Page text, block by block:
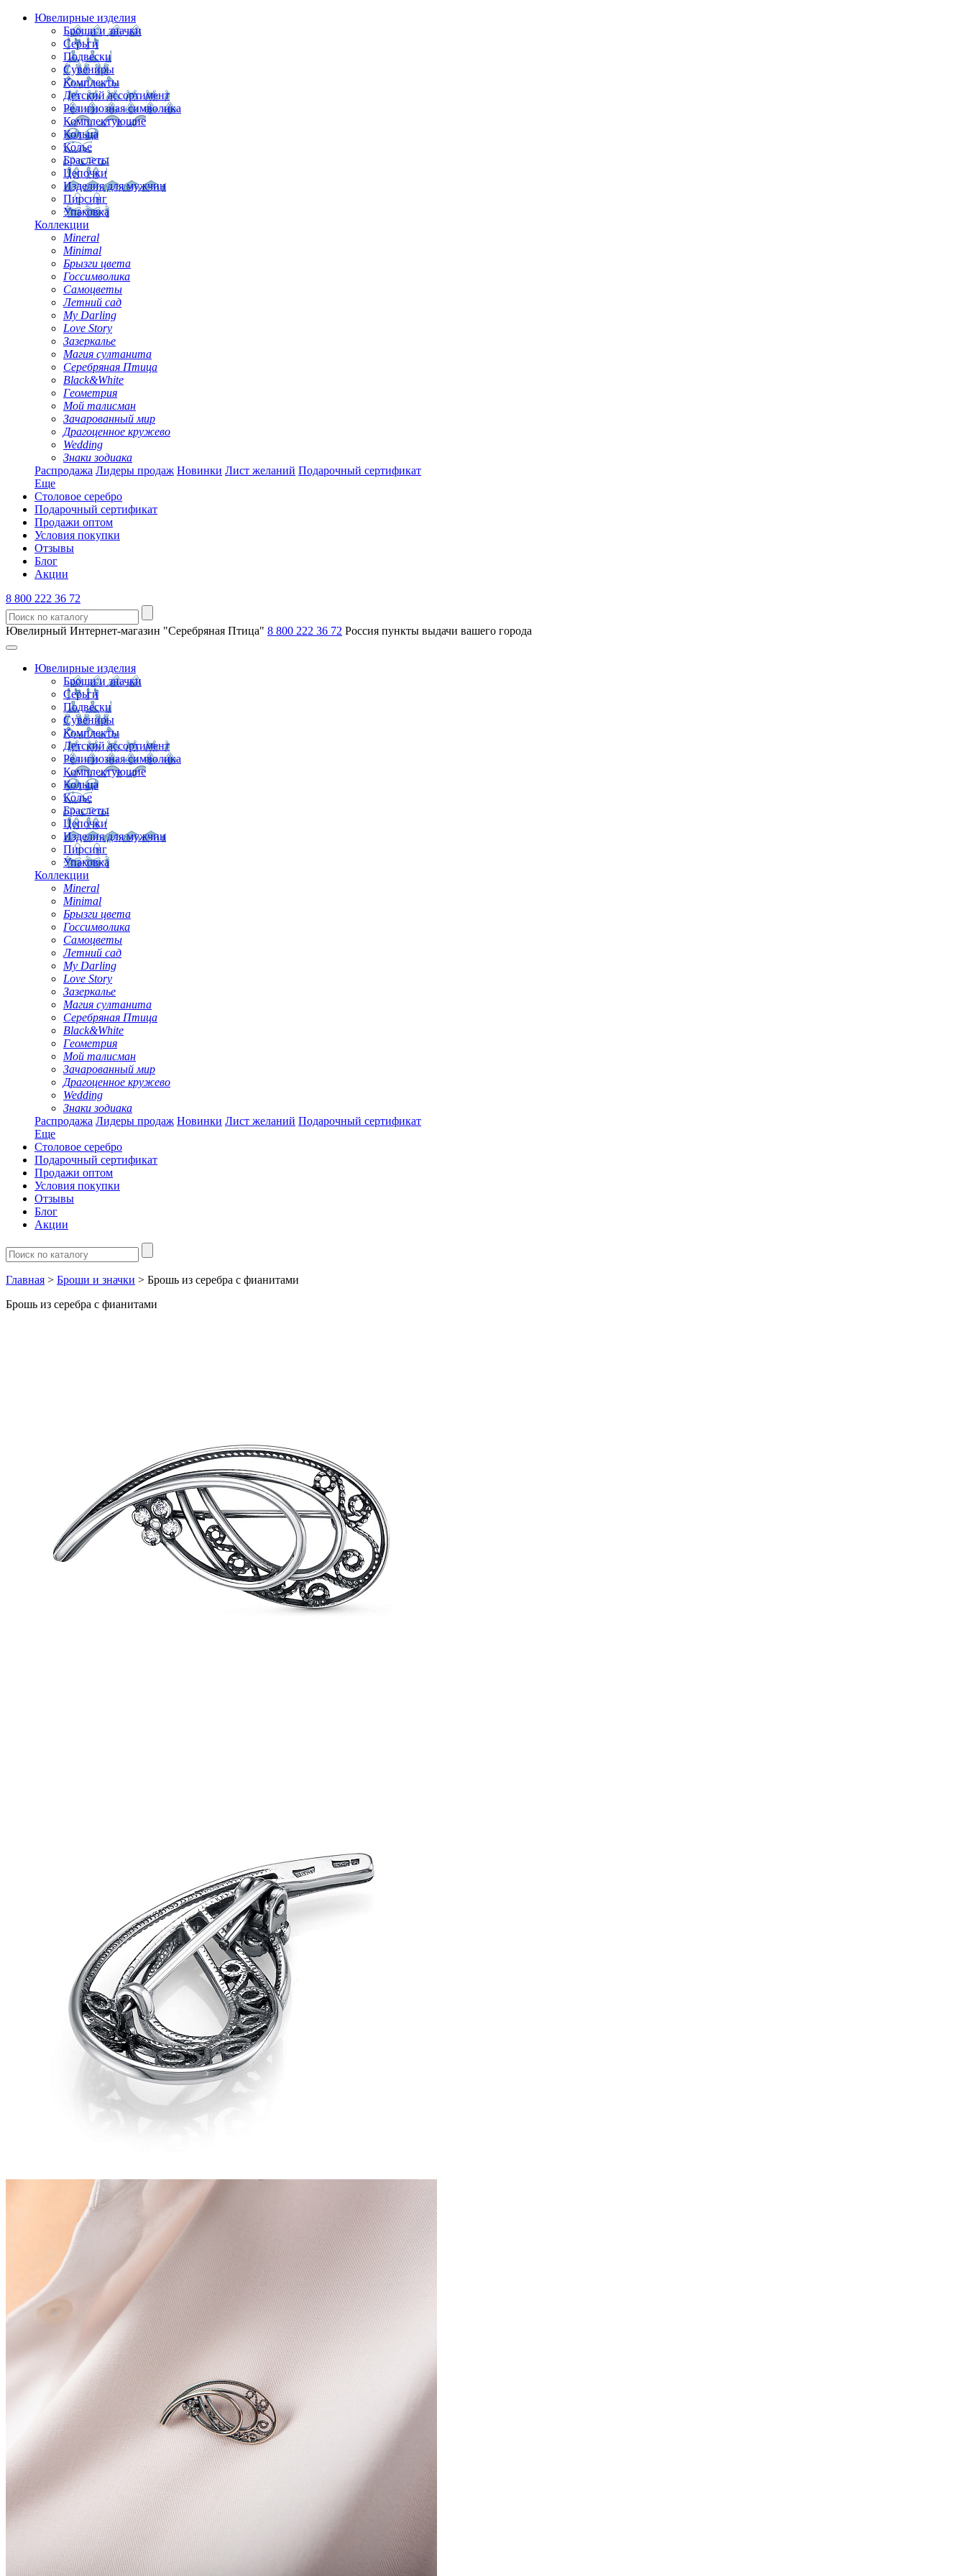
Ювелирные изделия
Броши и значки
Серьги
Подвески
Сувениры
Комплекты
Детский ассортимент
Религиозная символика
Комплектующие
Кольца
Колье
Браслеты
Цепочки
Изделия для мужчин
Пирсинг
Упаковка
Коллекции
Mineral
Minimal
Брызги цвета
Госсимволика
Самоцветы
Летний сад
My Darling
Love Story
Зазеркалье
Магия султанита
Серебряная Птица
Black&White
Геометрия
Мой талисман
Зачарованный мир
Драгоценное кружево
Wedding
Знаки зодиака
Распродажа Лидеры продаж Новинки Лист желаний Подарочный сертификат
Еще
Столовое серебро
Подарочный сертификат
Продажи оптом
Условия покупки
Отзывы
Блог
Акции
8 800 222 36 72
Ювелирный Интернет-магазин "Серебряная Птица" 8 800 222 36 72 Россия пункты выдачи вашего города
Ювелирные изделия
Броши и значки
Серьги
Подвески
Сувениры
Комплекты
Детский ассортимент
Религиозная символика
Комплектующие
Кольца
Колье
Браслеты
Цепочки
Изделия для мужчин
Пирсинг
Упаковка
Коллекции
Mineral
Minimal
Брызги цвета
Госсимволика
Самоцветы
Летний сад
My Darling
Love Story
Зазеркалье
Магия султанита
Серебряная Птица
Black&White
Геометрия
Мой талисман
Зачарованный мир
Драгоценное кружево
Wedding
Знаки зодиака
Распродажа Лидеры продаж Новинки Лист желаний Подарочный сертификат
Еще
Столовое серебро
Подарочный сертификат
Продажи оптом
Условия покупки
Отзывы
Блог
Акции
Главная > Броши и значки > Брошь из серебра с фианитами
Брошь из серебра с фианитами